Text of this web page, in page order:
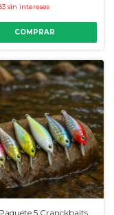
sin intereses
COMPRAR
5 Cranckbaits